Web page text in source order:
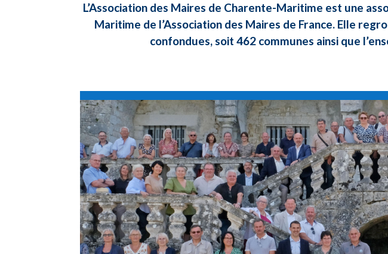
L’Association des Maires de Charente-Maritime est une
Maritime de l’Association des Maires de France. Elle
confondues, soit 462 communes ainsi que